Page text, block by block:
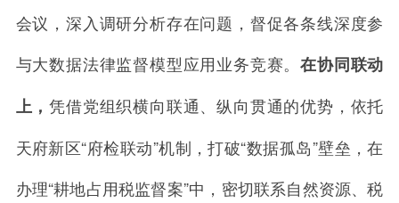
会议，深入调研分析存在问题，督促各条线深度参
与大数据法律监督模型应用业务竞赛。在协同联动
上，凭借党组织横向联通、纵向贯通的优势，依托
天府新区“府检联动”机制，打破“数据孤岛”壁垒，在
办理“耕地占用税监督案”中，密切联系自然资源、税